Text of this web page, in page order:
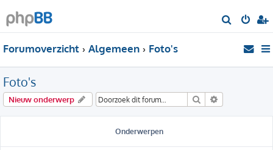
o
Forumoverzicht Algemeen Foto's
Foto's
Nieuw onderwerp Zoek
Onderwerpen